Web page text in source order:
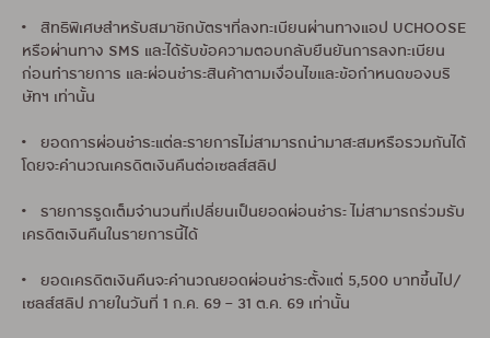
• สิทธิพิเศษสำหรับสมาชิกบัตรฯที่ลงทะเบียนผ่านทางแอป UCHOOSE
หรือผ่านทาง SMS และได้รับข้อความตอบกลับยืนยันการลงทะเบียน
ก่อนทำรายการ และผ่อนชำระสินค้าตามเงื่อนไขและข้อกำหนดของบริ
ษัทฯ เท่านั้น
• ยอดการผ่อนชำระแต่ละรายการไม่สามารถนำมาสะสมหรือรวมกันได้
โดยจะคำนวณเครดิตเงินคืนต่อเซลส์สลิป
• รายการรูดเต็มจำนวนที่เปลี่ยนเป็นยอดผ่อนชำระ ไม่สามารถร่วมรับ
เครดิตเงินคืนในรายการนี้ได้
• ยอดเครดิตเงินคืนจะคำนวณยอดผ่อนชำระตั้งแต่ 5,500 บาทขึ้นไป/
เซลส์สลิป ภายในวันที่ 1 ก.ค. 69 – 31 ต.ค. 69 เท่านั้น